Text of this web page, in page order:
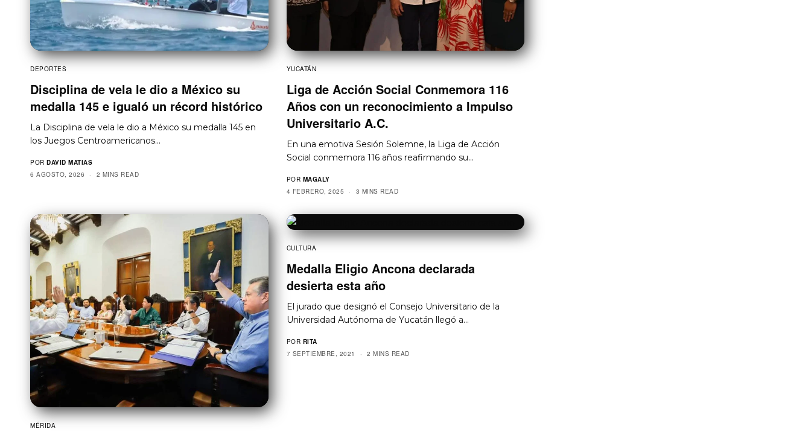
DEPORTES
Disciplina de vela le dio a México su
medalla 145 e igualó un récord histórico
La Disciplina de vela le dio a México su medalla 145 en
los Juegos Centroamericanos…
POR DAVID MATIAS
6 AGOSTO, 2026
2 MINS READ
YUCATÁN
Liga de Acción Social Conmemora 116
Años con un reconocimiento a Impulso
Universitario A.C.
En una emotiva Sesión Solemne, la Liga de Acción
Social conmemora 116 años reafirmando su…
POR MAGALY
4 FEBRERO, 2025
3 MINS READ
MÉRIDA
CULTURA
Medalla Eligio Ancona declarada
desierta esta año
El jurado que designó el Consejo Universitario de la
Universidad Autónoma de Yucatán llegó a…
POR RITA
7 SEPTIEMBRE, 2021
2 MINS READ